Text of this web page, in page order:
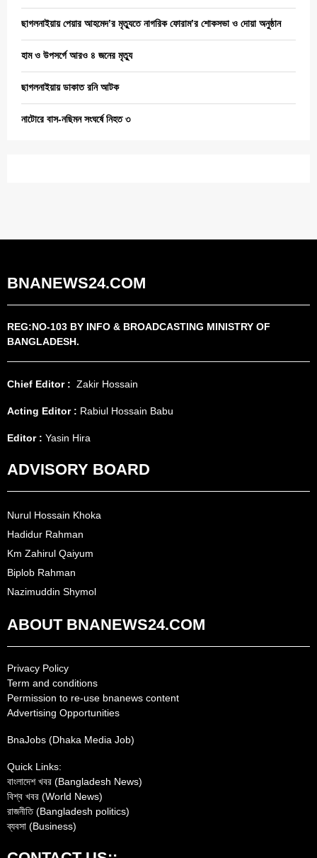
ছাগলনাইয়ায় পেয়ার আহমেদ’র মৃত্যুতে নাগরিক ফোরাম’র শোকসভা ও দোয়া অনুষ্ঠান
হাম ও উপসর্গে আরও ৪ জনের মৃত্যু
ছাগলনাইয়ায় ডাকাত রনি আটক
নাটোরে বাস-নছিমন সংঘর্ষে নিহত ৩
BNANEWS24.COM
REG:NO-103 BY INFO & BROADCASTING MINISTRY OF
BANGLADESH.
Chief Editor : Zakir Hossain
Acting Editor : Rabiul Hossain Babu
Editor : Yasin Hira
ADVISORY BOARD
Nurul Hossain Khoka
Hadidur Rahman
Km Zahirul Qaiyum
Biplob Rahman
Nazimuddin Shymol
ABOUT BNANEWS24.COM
Privacy Policy
Term and conditions
Permission to re-use bnanews content
Advertising Opportunities
BnaJobs (Dhaka Media Job)
Quick Links:
বাংলাদেশ খবর (Bangladesh News)
বিশ্ব খবর (World News)
রাজনীতি (Bangladesh politics)
ব্যবসা (Business)